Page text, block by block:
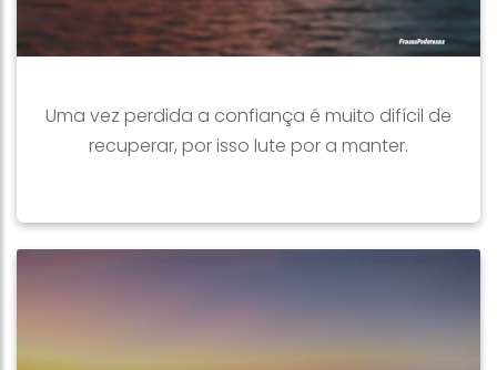
Uma vez perdida a confiança é muito difícil de
recuperar, por isso lute por a manter.